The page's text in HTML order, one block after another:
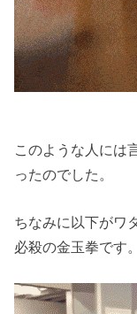
このような人には
ったのでした。
ちなみに以下がワ
必殺の金玉拳です。